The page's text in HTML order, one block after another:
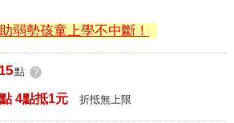
弱勢孩童上學不中斷！
15點 ?
4點抵1元 折抵無上限